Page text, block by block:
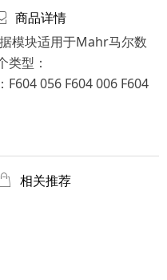
商品详情
模块适用于Mahr马尔数
类型：
F604 056 F604 006 F604
相关推荐